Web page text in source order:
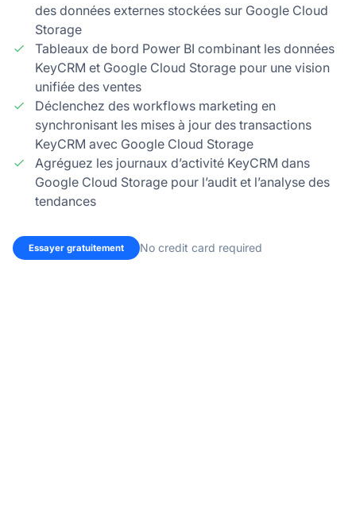
des données externes stockées sur Google Cloud
Storage
Tableaux de bord Power BI combinant les données
KeyCRM et Google Cloud Storage pour une vision
unifiée des ventes
Déclenchez des workflows marketing en
synchronisant les mises à jour des transactions
KeyCRM avec Google Cloud Storage
Agréguez les journaux d’activité KeyCRM dans
Google Cloud Storage pour l’audit et l’analyse des
tendances
Essayer gratuitement No credit card required